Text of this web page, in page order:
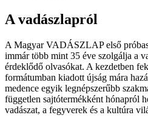
A vadászlapról
A Magyar VADÁSZLAP első
immár több mint 35 éve szolgálja a
érdeklődő olvasókat. A kezdetben
formátumban kiadott újság mára
medence egyik legnépszerűbb
független sajtótermékként hónapról
vadászat, a fegyverek és a kultúra